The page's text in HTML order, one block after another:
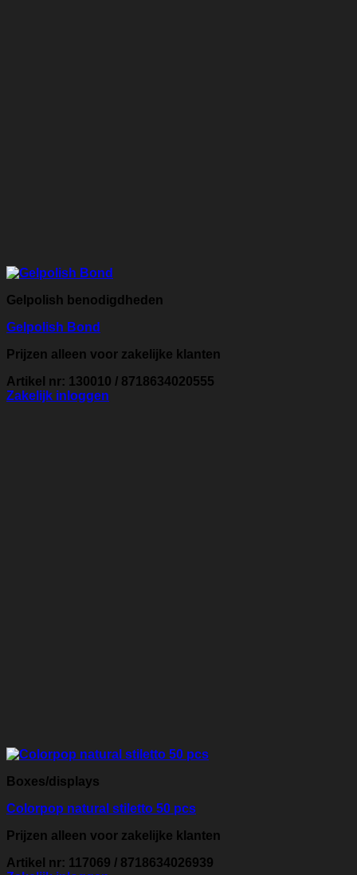
Gelpolish benodigdheden
Gelpolish Bond
Prijzen alleen voor zakelijke klanten
Artikel nr: 130010 / 8718634020555
Zakelijk inloggen
Boxes/displays
Colorpop natural stiletto 50 pcs
Prijzen alleen voor zakelijke klanten
Artikel nr: 117069 / 8718634026939